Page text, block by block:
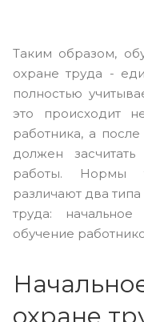
Таким образом,
охране труда -
полностью
это происходит
работника, а
должен
работы. Нормы
различают два
труда:
обучение
охране